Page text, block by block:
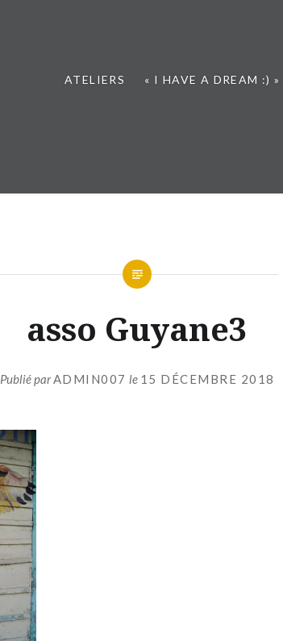
ATELIERS « I HAVE A DREAM :) »
asso Guyane3
Publié parADMIN007 le 15 DÉCEMBRE 2018